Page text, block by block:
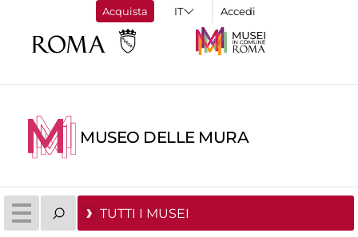
Acquista Accedi
MUSEO DELLE MURA
TUTTI I MUSEI